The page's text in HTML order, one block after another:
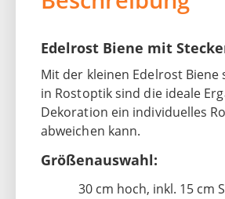
Edelrost Biene mit
Mit der kleinen Edelrost
in Rostoptik sind die ideale
Dekoration ein individuelles
abweichen kann.
Größenauswahl:
30 cm hoch, inkl. 15 cm